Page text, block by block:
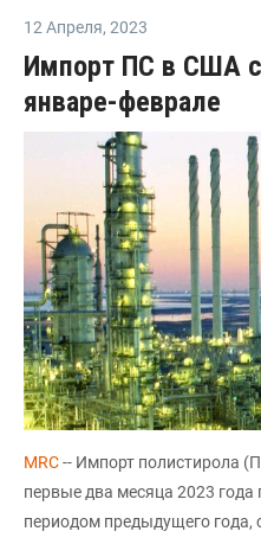
12 Апреля, 2023
Импорт ПС в США
январе-феврале
MRC-- Импорт полистирола
первые два месяца 2023
периодом предыдущего года,